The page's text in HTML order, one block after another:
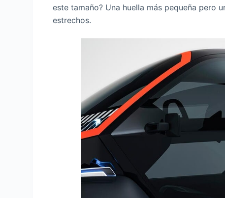
este tamaño? Una huella más pequeña pero
estrechos.